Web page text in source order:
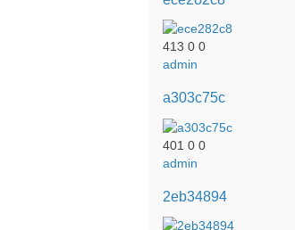
413 0 0
admin
a303c75c
401 0 0
admin
2eb34894